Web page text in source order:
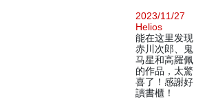
2023/11/27
Helios
能在这里发现
赤川次郎、鬼
马星和高羅佩
的作品，太驚
喜了！感謝好
讀書櫃！